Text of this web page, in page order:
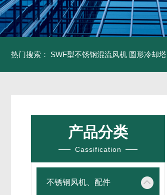
热门搜索： SWF型不锈钢混流风机 圆形冷却塔
产品分类
Cassification
不锈钢风机、配件